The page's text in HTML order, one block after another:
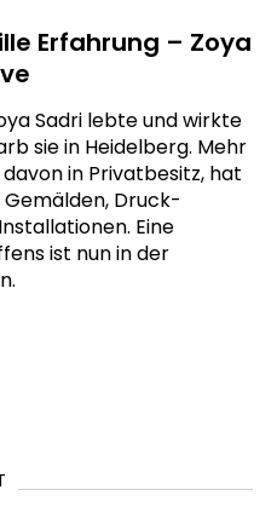
Erfahrung – Zoya
Sadri lebte und wirkte
sie in Heidelberg. Mehr
in Privatbesitz, hat
Druck-
Eine
ist nun in der